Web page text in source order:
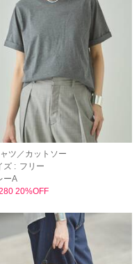
ツ／カットソー
ズ : フリー
ーA
20%OFF